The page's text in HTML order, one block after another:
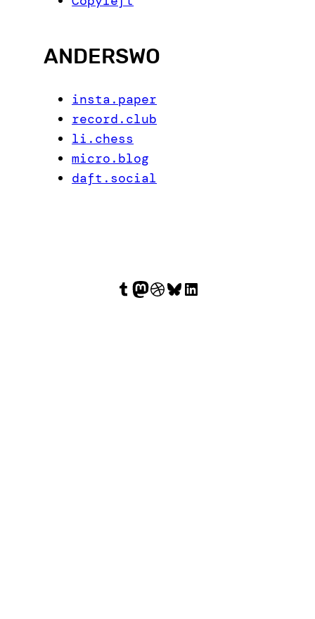
ANDERSWO
insta.paper
record.club
li.chess
micro.blog
daft.social
Tumblr Mastodon Dribbble Bluesky LinkedIn